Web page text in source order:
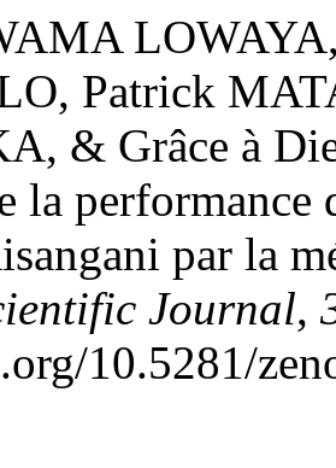
Patrick
& Grâce à
la performance
par la
Journal,
10.5281/